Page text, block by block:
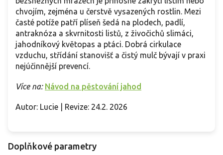
chvojím, zejména u čerstvě vysazených rostlin. Mezi
časté potíže patří plíseň šedá na plodech, padlí,
antraknóza a skvrnitosti listů, z živočichů slimáci,
jahodníkový květopas a ptáci. Dobrá cirkulace
vzduchu, střídání stanovišť a čistý mulč bývají v praxi
nejúčinnější prevencí.
Více na: Návod na pěstování jahod
Autor: Lucie | Revize: 24.2. 2026
Doplňkové parametry